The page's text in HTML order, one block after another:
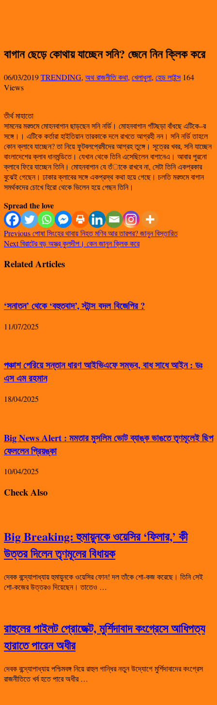
বাগান ছেড়ে কোথায় যাচ্ছেন সনি? জেনে নিন ক্লিক করে
06/03/2019TRENDING, অথ রাজনীতি কথা, খেলাধুলা, হেড লাইন্স 164
Views
তীর্থ মাহাতো
সামনের মরশুমে মোহনবাগান ছাড়ছেন সনি নর্ডি। মোহনবাগান গাঁটছড়া বাঁধছে এটিকে–র
সঙ্গে।। এটিকে কর্তারা হাইতিয়ান তারকাকে দলে রাখতে আগ্রহী নন। সনি নর্ডি তাহলে
কোন ক্লাবে যাচ্ছেন?‌ তা নিয়ে ফুটবলপ্রেমীদের আগ্রহ তুঙ্গে। সূত্রের খবর, সনি যাচ্ছেন
বাংলাদেশের ক্লাব ধানমন্ডিতে। যেখান থেকে তিনি এসেছিলেন বাগানেএ। আবার পুরনো
ক্লাবে ফিরে যাচ্ছেন তিনি। মোহনবাগান যে তঁাকে রাখবে না, সেটা তিনি একপ্রকার
বুঝেই গেছেন। ঢাকার ক্লাবের সঙ্গে একপ্রস্থ কথা হয়ে গেছে। চলতি মরশুমে বাগান
সমর্থকদের চোখে হিরো থেকে ভিলেন হয়ে গেছন তিনি।
Spread the love
Previousপোষা সিংহের থাবায় নিহত মণিব আর তারপর? জানুন বিস্তারিত
Nextবিরাটের বড় অস্ত্র কুলদীপ। কেন জানুন ক্লিক করে
Related Articles
‘সনাতন’ থেকে ‘বহুতবাদ’, স্টান্স বদল বিজেপির ?
11/07/2025
পঞ্চাশ পেরিয়ে সন্তান ধারণ আইভিএফে সম্ভব, বাধ সাধে আইন : ডঃ
এস এম রহমান
18/04/2025
Big News Alert : মমতার মুসলিম ভোট ব্যাঙ্ক ভাঙতে তৃণমূলেই ছিপ
ফেললেন প্রিয়ঙ্কা
10/04/2025
Check Also
Big Breaking: হুমায়ুনকে ওয়েসির ‘ফিলার,’ কী
উত্তর দিলেন তৃণমূলের বিধায়ক
দেবক বন্দ্যোপাধ্যায় হুমায়ুনকে ওয়েসির ফোন! দল তাঁকে শো-কজ করেছে। তিনি সেই
শো-কজের উত্তরও দিয়েছেন। তাতেও …
রাহুলের পাইলট প্রোজেক্ট, মুর্শিদাবাদ কংগ্রেসে আধিপত্য
হারাতে পারেন অধীর
দেবক বন্দ্যোপাধ্যায় পশ্চিমবঙ্গ নিয়ে রাহুল গান্ধির নতুন উদ্যোগে মুর্শিদাবাদের কংগ্রেস
রাজনীতিতে খর্ব হতে পারে অধীর …